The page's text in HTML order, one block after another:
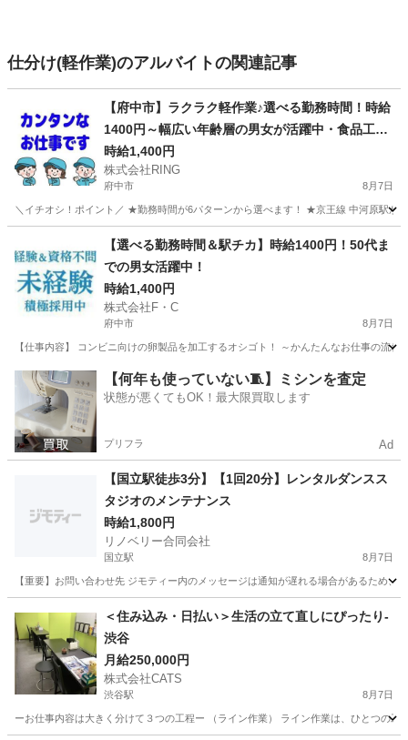
仕分け(軽作業)のアルバイトの関連記事
【府中市】ラクラク軽作業♪選べる勤務時間！時給
1400円～幅広い年齢層の男女が活躍中・食品工場
スタッフ
時給1,400円
株式会社RING
府中市 8月7日
＼イチオシ！ポイント／ ★勤務時間が6パターンから選べます！ ★京王線 中河原駅
工場 東京 国分寺市 工場 スタッフ
【選べる勤務時間＆駅チカ】時給1400円！50代ま
での男女活躍中！
時給1,400円
株式会社F・C
府中市 8月7日
【仕事内容】 コンビニ向けの卵製品を加工するオシゴト！ ～かんたんなお仕事の
東京 府中市 工場 東京 小平市 工場 50代
【何年も使っていない🧵】ミシンを査定
状態が悪くてもOK！最大限買取します
プリフラ Ad
【国立駅徒歩3分】【1回20分】レンタルダンスス
タジオのメンテナンス
時給1,800円
リノベリー合同会社
国立駅 8月7日
【重要】お問い合わせ先 ジモティー内のメッセージは通知が遅れる場合があるため
国立駅 清掃
＜住み込み・日払い＞生活の立て直しにぴったり-
渋谷
月給250,000円
株式会社CATS
渋谷駅 8月7日
ーお仕事内容は大きく分けて３つの工程ー （ライン作業） ライン作業は、ひとつの